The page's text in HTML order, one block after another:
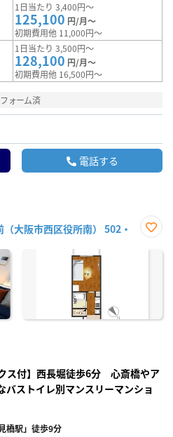
1日当たり 3,400円～
125,100 円/月～
初期費用他 11,000円～
1日当たり 3,500円～
128,100 円/月～
初期費用他 16,500円～
ォーム済
電話する
大阪市西区役所南） 502・
に入
ス付】西長堀徒歩6分 心斎橋やア
バストイレ別マンスリーマンショ
橋駅」徒歩9分